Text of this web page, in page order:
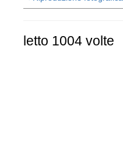
letto 1004 volte